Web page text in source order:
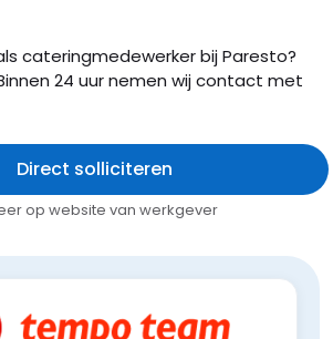
cateringmedewerker bij Paresto?
24 uur nemen wij contact met
Direct solliciteren
op website van werkgever